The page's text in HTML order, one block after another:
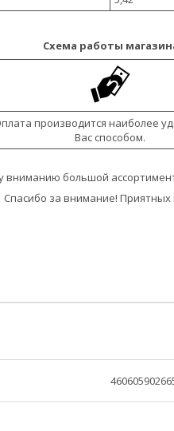
Схема работы
производится наиболее
Вас способом.
вниманию большой
Спасибо за внимание! Приятных